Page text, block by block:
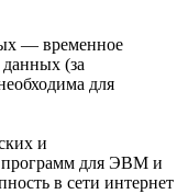
— временное
(за
для
и
программ для ЭВМ и
в сети интернет